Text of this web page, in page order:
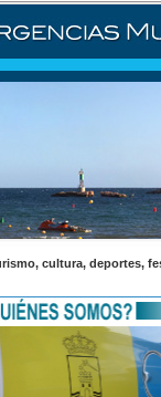
cultura, deportes,